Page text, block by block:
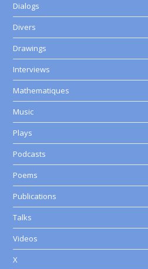
Dialogs
Divers
Drawings
Interviews
Mathematiques
Music
Plays
Podcasts
Poems
Publications
Talks
Videos
X